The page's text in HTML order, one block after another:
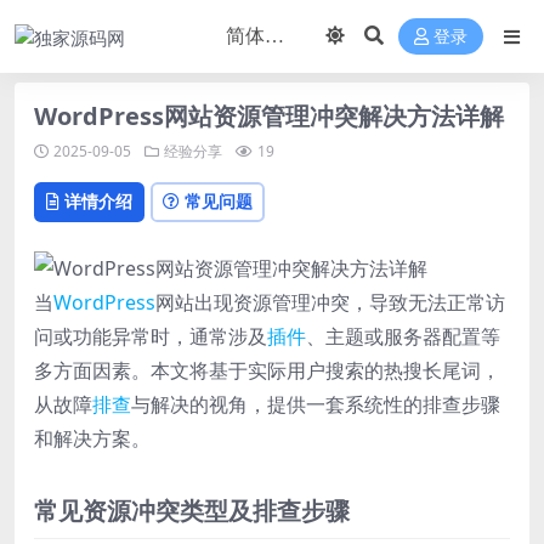
登录
WordPress网站资源管理冲突解决方法详解
2025-09-05 经验分享 19
详情介绍 常见问题
当WordPress网站出现资源管理冲突，导致无法正常访
问或功能异常时，通常涉及插件、主题或服务器配置等
多方面因素。本文将基于实际用户搜索的热搜长尾词，
从故障排查与解决的视角，提供一套系统性的排查步骤
和解决方案。
常见资源冲突类型及排查步骤